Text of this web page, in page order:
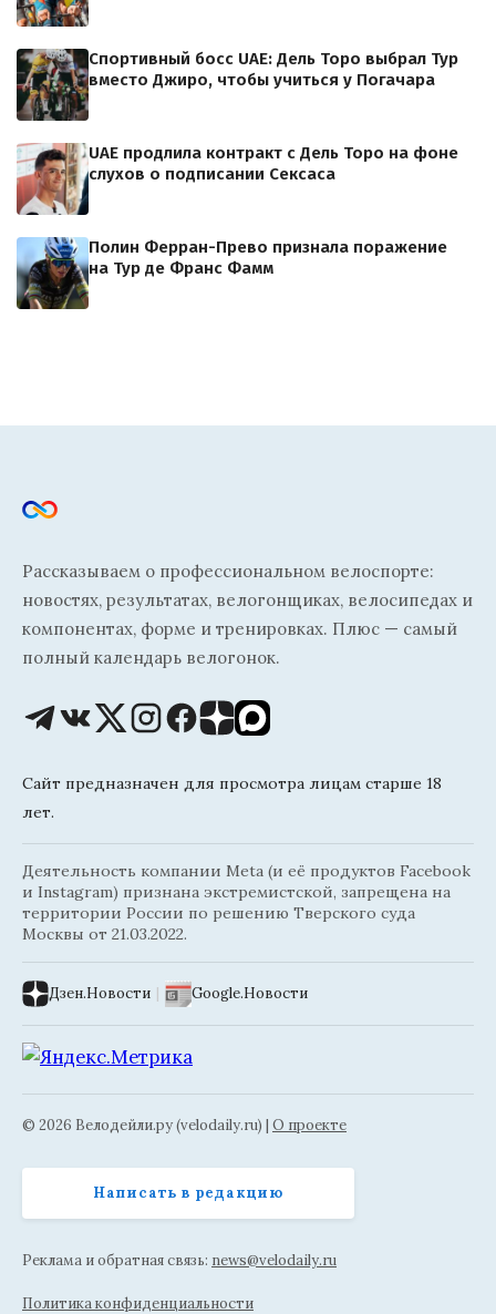
Спортивный босс UAE: Дель Торо выбрал Тур
вместо Джиро, чтобы учиться у Погачара
UAE продлила контракт с Дель Торо на фоне
слухов о подписании Сексаса
Полин Ферран-Прево признала поражение
на Тур де Франс Фамм
Рассказываем о профессиональном велоспорте:
новостях, результатах, велогонщиках, велосипедах и
компонентах, форме и тренировках. Плюс — самый
полный календарь велогонок.
Сайт предназначен для просмотра лицам старше 18
лет.
Деятельность компании Meta (и её продуктов Facebook
и Instagram) признана экстремистской, запрещена на
территории России по решению Тверского суда
Москвы от 21.03.2022.
Дзен.Новости | Google.Новости
© 2026 Велодейли.ру (velodaily.ru) | О проекте
Написать в редакцию
Реклама и обратная связь: news@velodaily.ru
Политика конфиденциальности